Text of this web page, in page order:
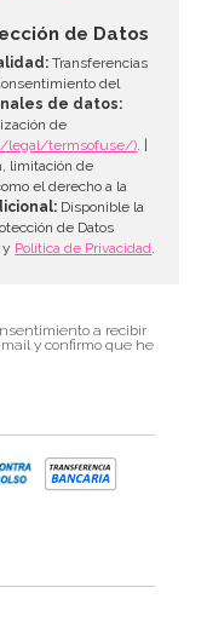
de Datos
Transferencias
del
de datos:
de
legal/termsofuse/). |
limitación de
el derecho a la
Disponible la
de Datos
y Política de Privacidad.
a recibir
y confirmo que he